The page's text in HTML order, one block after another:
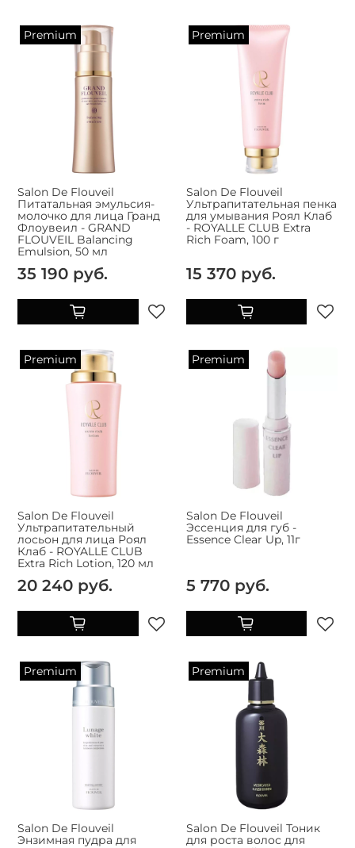
Premium
Salon De Flouveil
Питатальная эмульсия-
молочко для лица Гранд
Флоувеил - GRAND
FLOUVEIL Balancing
Emulsion, 50 мл
35 190 руб.
Premium
Salon De Flouveil
Ультрапитательная пенка
для умывания Роял Клаб
- ROYALLE CLUB Extra
Rich Foam, 100 г
15 370 руб.
Premium
Salon De Flouveil
Ультрапитательный
лосьон для лица Роял
Клаб - ROYALLE CLUB
Extra Rich Lotion, 120 мл
20 240 руб.
Premium
Salon De Flouveil
Эссенция для губ -
Essence Clear Up, 11г
5 770 руб.
Premium
Salon De Flouveil
Энзимная пудра для
Premium
Salon De Flouveil Тоник
для роста волос для